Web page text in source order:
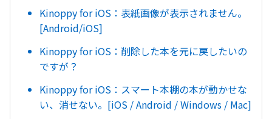
Kinoppy for iOS：表紙画像が表示されません。
[Android/iOS]
Kinoppy for iOS：削除した本を元に戻したいの
ですが？
Kinoppy for iOS：スマート本棚の本が動かせな
い、消せない。[iOS / Android / Windows / Mac]